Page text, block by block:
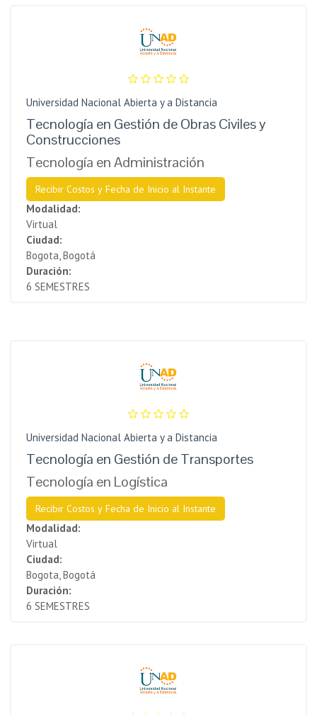
Universidad Nacional Abierta y a Distancia
Tecnología en Gestión de Obras Civiles y
Construcciones
Tecnología en Administración
Recibir Costos y Fecha de Inicio al Instante
Modalidad:
Virtual
Ciudad:
Bogota, Bogotá
Duración:
6 SEMESTRES
Universidad Nacional Abierta y a Distancia
Tecnología en Gestión de Transportes
Tecnología en Logística
Recibir Costos y Fecha de Inicio al Instante
Modalidad:
Virtual
Ciudad:
Bogota, Bogotá
Duración:
6 SEMESTRES